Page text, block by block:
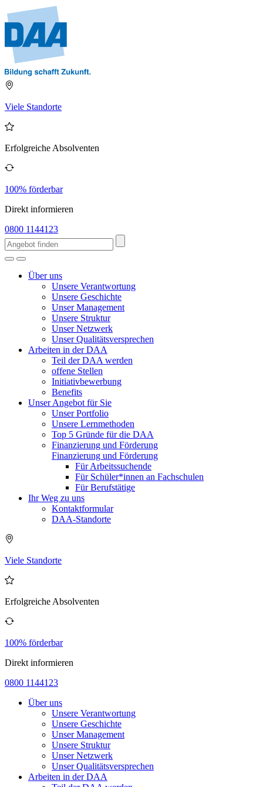
Viele Standorte
Erfolgreiche Absolventen
100% förderbar
Direkt informieren
0800 1144123
Über uns
Unsere Verantwortung
Unsere Geschichte
Unser Management
Unsere Struktur
Unser Netzwerk
Unser Qualitätsversprechen
Arbeiten in der DAA
Teil der DAA werden
offene Stellen
Initiativbewerbung
Benefits
Unser Angebot für Sie
Unser Portfolio
Unsere Lernmethoden
Top 5 Gründe für die DAA
Finanzierung und Förderung
Finanzierung und Förderung
Für Arbeitssuchende
Für Schüler*innen an Fachschulen
Für Berufstätige
Ihr Weg zu uns
Kontaktformular
DAA-Standorte
Viele Standorte
Erfolgreiche Absolventen
100% förderbar
Direkt informieren
0800 1144123
Über uns
Unsere Verantwortung
Unsere Geschichte
Unser Management
Unsere Struktur
Unser Netzwerk
Unser Qualitätsversprechen
Arbeiten in der DAA